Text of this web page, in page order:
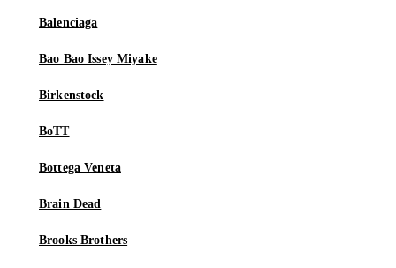
Balenciaga
Bao Bao Issey Miyake
Birkenstock
BoTT
Bottega Veneta
Brain Dead
Brooks Brothers